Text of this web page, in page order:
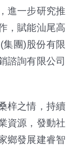
進一步研究推
，賦能汕尾高
團)股份有限
諮詢有限公司
梓之情，持續
資源，發動社
鄉發展建睿智